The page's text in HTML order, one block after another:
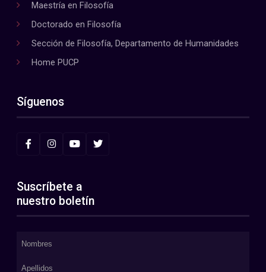
Maestría en Filosofía
Doctorado en Filosofía
Sección de Filosofía, Departamento de Humanidades
Home PUCP
Síguenos
Suscríbete a
nuestro boletín